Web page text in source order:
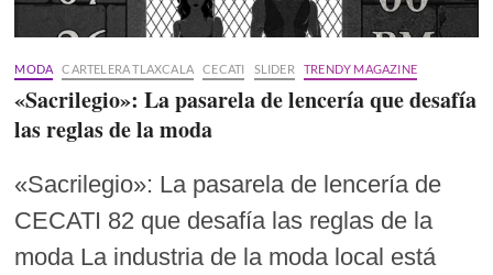
MODA CARTELERA TLAXCALA CECATI SLIDER TRENDY MAGAZINE
«Sacrilegio»: La pasarela de lencería que desafía
las reglas de la moda
«Sacrilegio»: La pasarela de lencería de
CECATI 82 que desafía las reglas de la
moda La industria de la moda local está